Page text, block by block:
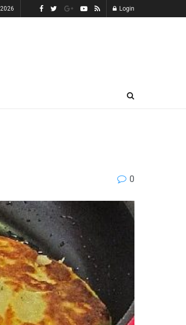
Login
0